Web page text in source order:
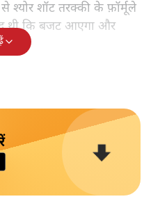
श्योर शॉट तरक्की के फ़ॉर्मूले
थी कि बजट आएगा और